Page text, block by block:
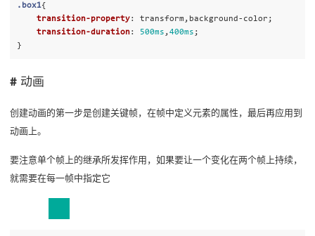
.box1{
transition-property: transform , background-color ;
transition-duration: 500ms ,400ms ;
}
动画
创建动画的第一步是创建关键帧，在帧中定义元素的属性，最后再应用到
动画上。
要注意单个帧上的继承所发挥作用，如果要让一个变化在两个帧上持续，
就需要在每一帧中指定它